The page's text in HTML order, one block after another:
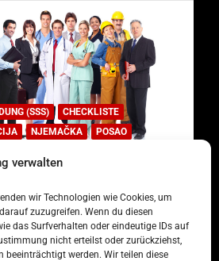
verwalten
wir Technologien wie Cookies, um
zuzugreifen. Wenn du diesen
das Surfverhalten oder eindeutige IDs auf
nicht erteilst oder zurückziehst,
beeinträchtigt werden. Wir teilen diese
(SSS)
CHECKLISTE
NJEMAČKA POSAO
deficitarnih
2022 Redakcija